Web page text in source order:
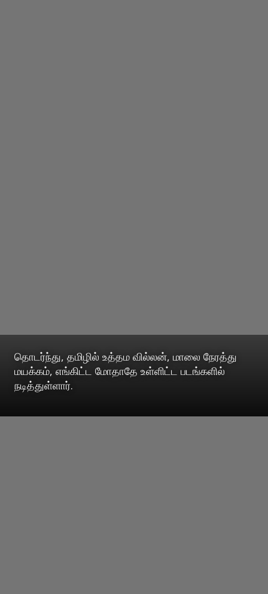
தொடர்ந்து, தமிழில் உத்தம வில்லன், மாலை நேரத்து
மயக்கம், எங்கிட்ட மோதாதே உள்ளிட்ட படங்களில்
நடித்துள்ளார்.